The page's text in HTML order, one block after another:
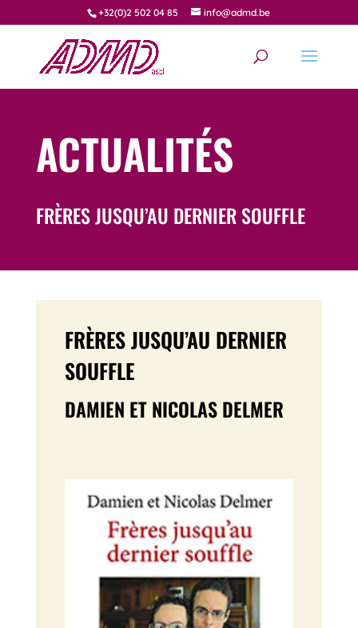
+32(0)2 502 04 85 info@admd.be
ACTUALITÉS
FRÈRES JUSQU’AU DERNIER SOUFFLE
FRÈRES JUSQU’AU DERNIER
SOUFFLE
DAMIEN ET NICOLAS DELMER